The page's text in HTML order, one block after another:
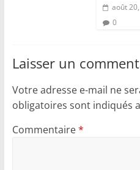
août
0
Laisser un
Votre adresse e-mail ne
obligatoires sont indiqués
Commentaire*